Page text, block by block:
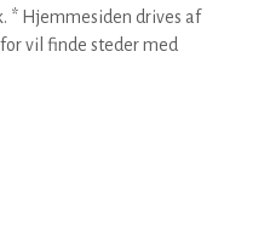
* Hjemmesiden drives af
vil finde steder med